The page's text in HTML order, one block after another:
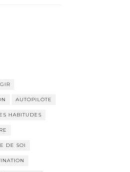
AUTOPILOTE
HABITUDES
DE SOI